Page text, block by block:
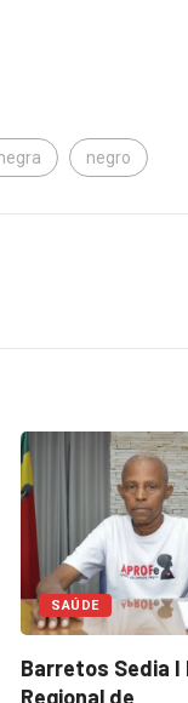
negro
LAZER E CULTURA
aberto em...